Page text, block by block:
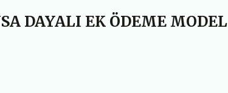
DAYALI EK ÖDEME MODEL